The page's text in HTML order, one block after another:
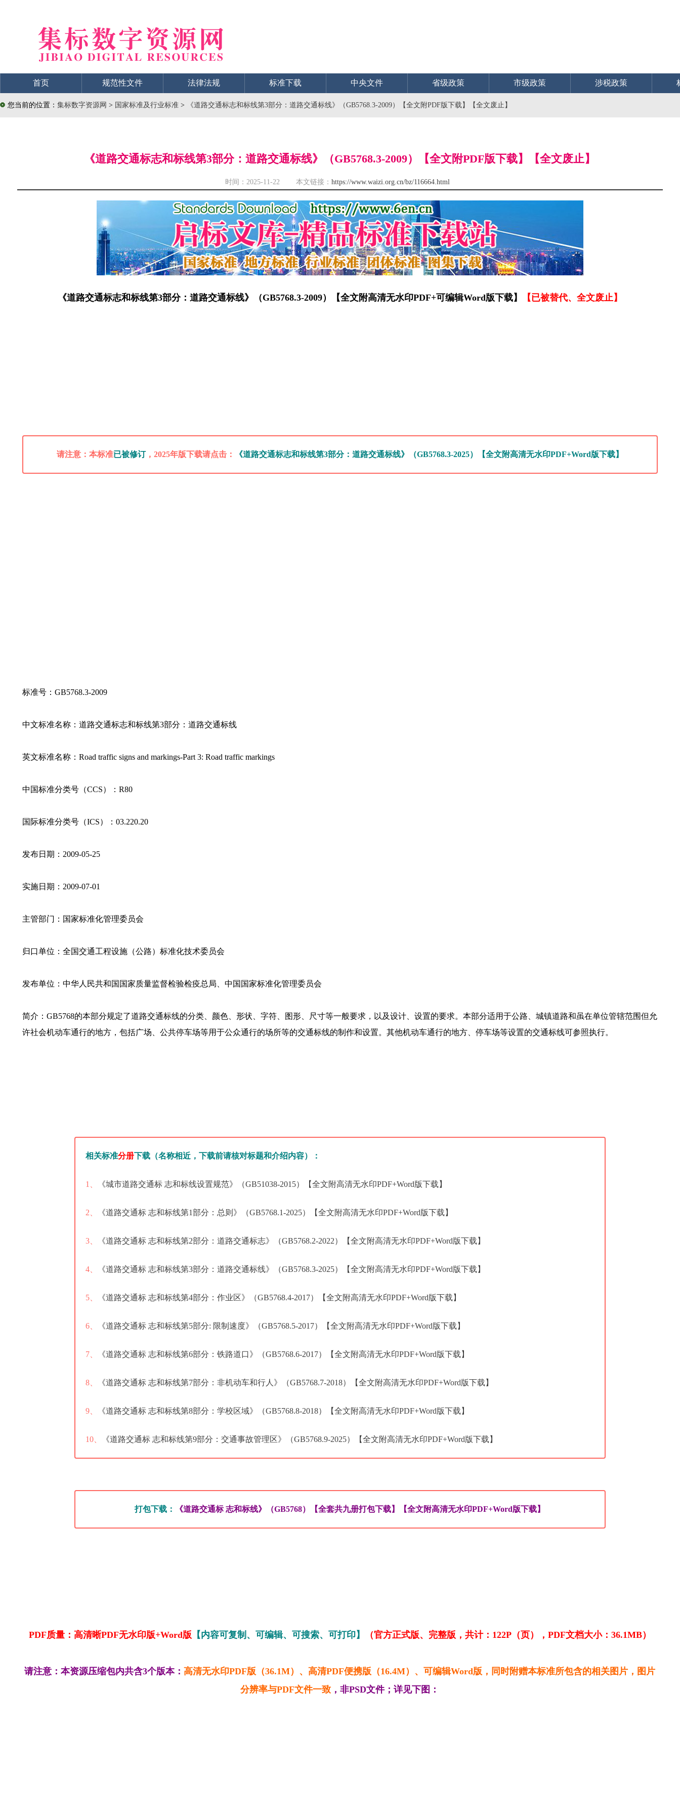
首页 规范性文件 法律法规 标准下载 中央文件 省级政策 市级政策 涉税政策
您当前的位置： 集标数字资源网 > 国家标准及行业标准 > 《道路交通标志和标线第3部分：道路交通标线》（GB5768.3-2009）【全文附PDF版下载】【全文废止】
《道路交通标志和标线第3部分：道路交通标线》（GB5768.3-2009）【全文附PDF版下载】【全文废止】
时间：2025-11-22 本文链接： https://www.waizi.org.cn/bz/116664.html
《道路交通标志和标线第3部分：道路交通标线》（GB5768.3-2009）【全文附高清无水印PDF+可编辑Word版下载】 【已被替代、全文废止】
请注意：本标准已被修订，2025年版下载请点击： 《道路交通标志和标线第3部分：道路交通标线》（GB5768.3-2025）【全文附高清无水印PDF+Word版下载】
标准号：GB5768.3-2009
中文标准名称：道路交通标志和标线第3部分：道路交通标线
英文标准名称：Road traffic signs and markings-Part 3: Road traffic markings
中国标准分类号（CCS）：R80
国际标准分类号（ICS）：03.220.20
发布日期：2009-05-25
实施日期：2009-07-01
主管部门：国家标准化管理委员会
归口单位：全国交通工程设施（公路）标准化技术委员会
发布单位：中华人民共和国国家质量监督检验检疫总局、中国国家标准化管理委员会
简介：GB5768的本部分规定了道路交通标线的分类、颜色、形状、字符、图形、尺寸等一般要求，以及设计、设置的要求。本部分适用于公路、城镇道路和虽在单位管辖范围但允
许社会机动车通行的地方，包括广场、公共停车场等用于公众通行的场所等的交通标线的制作和设置。其他机动车通行的地方、停车场等设置的交通标线可参照执行。
相关标准分册下载（名称相近，下载前请核对标题和介绍内容）：
1、 《城市道路交通标 志和标线设置规范》（GB51038-2015）【全文附高清无水印PDF+Word版下载】
2、 《道路交通标 志和标线第1部分：总则》（GB5768.1-2025）【全文附高清无水印PDF+Word版下载】
3、 《道路交通标 志和标线第2部分：道路交通标志》（GB5768.2-2022）【全文附高清无水印PDF+Word版下载】
4、 《道路交通标 志和标线第3部分：道路交通标线》（GB5768.3-2025）【全文附高清无水印PDF+Word版下载】
5、 《道路交通标 志和标线第4部分：作业区》（GB5768.4-2017）【全文附高清无水印PDF+Word版下载】
6、 《道路交通标 志和标线第5部分: 限制速度》（GB5768.5-2017）【全文附高清无水印PDF+Word版下载】
7、 《道路交通标 志和标线第6部分：铁路道口》（GB5768.6-2017）【全文附高清无水印PDF+Word版下载】
8、 《道路交通标 志和标线第7部分：非机动车和行人》（GB5768.7-2018）【全文附高清无水印PDF+Word版下载】
9、 《道路交通标 志和标线第8部分：学校区域》（GB5768.8-2018）【全文附高清无水印PDF+Word版下载】
10、 《道路交通标 志和标线第9部分：交通事故管理区》（GB5768.9-2025）【全文附高清无水印PDF+Word版下载】
打包下载： 《道路交通标 志和标线》（GB5768）【全套共九册打包下载】【全文附高清无水印PDF+Word版下载】
PDF质量：高清晰PDF无水印版+Word版 【内容可复制、可编辑、可搜索、可打印】 （官方正式版、完整版，共计：122P（页），PDF文档大小：36.1MB）
请注意：本资源压缩包内共含3个版本：高清无水印PDF版（36.1M）、高清PDF便携版（16.4M）、可编辑Word版，同时附赠本标准所包含的相关图片，图片
分辨率与PDF文件一致 ，非PSD文件；详见下图：